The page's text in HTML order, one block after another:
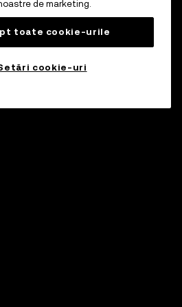
de marketing.
toate cookie-urile
cookie-uri